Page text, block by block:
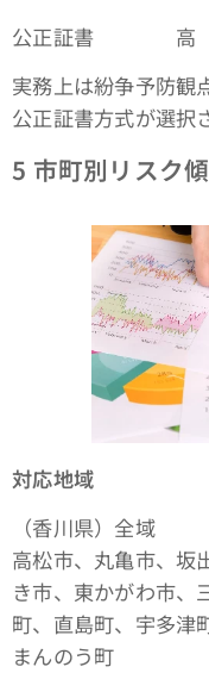
公正証
実務上は紛争予防観
公正証書方式が選択
5 市町別リスク
対応地域
（香川県）全域
高松市、丸亀市、坂
き市、東かがわ市、
町、直島町、宇多津
まんのう町